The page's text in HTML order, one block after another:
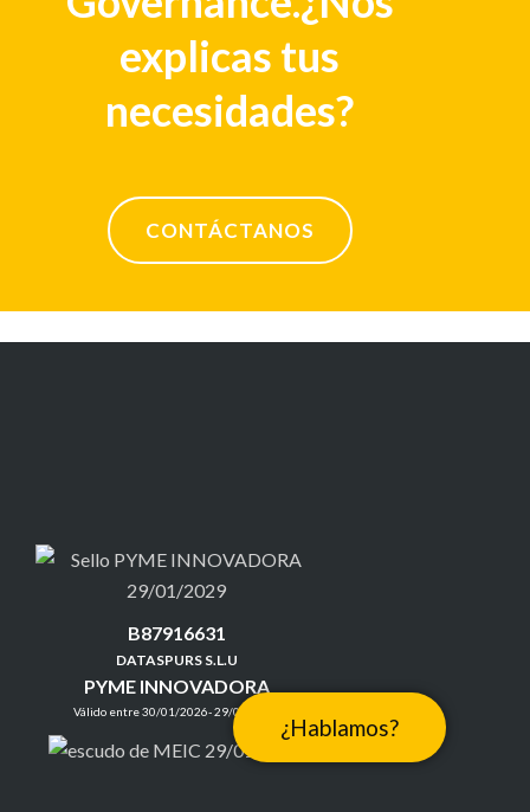
explicas tus
necesidades?
CONTÁCTANOS
¿Hablamos?
B87916631
DATASPURS S.L.U
PYME INNOVADORA
Válido entre 30/01/2026- 29/01/2029